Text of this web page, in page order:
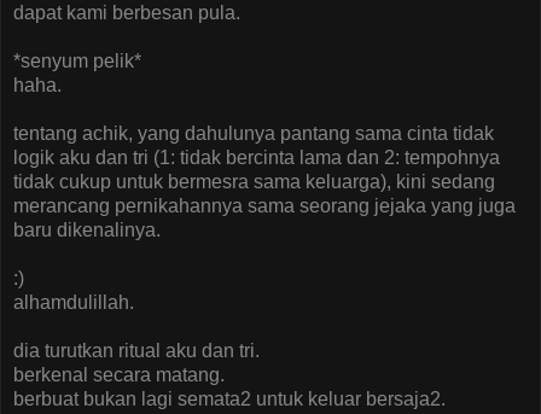
dapat kami berbesan pula.
*senyum pelik*
haha.
tentang achik, yang dahulunya pantang sama cinta tidak
logik aku dan tri (1: tidak bercinta lama dan 2: tempohnya
tidak cukup untuk bermesra sama keluarga), kini sedang
merancang pernikahannya sama seorang jejaka yang juga
baru dikenalinya.
:)
alhamdulillah.
dia turutkan ritual aku dan tri.
berkenal secara matang.
berbuat bukan lagi semata2 untuk keluar bersaja2.